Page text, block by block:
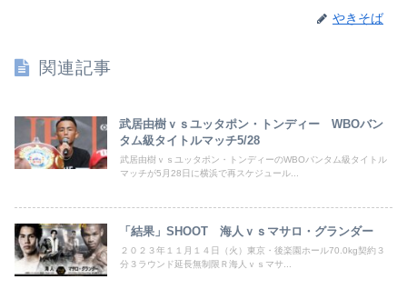
やきそば
関連記事
武居由樹ｖｓユッタポン・トンディー WBOバン
タム級タイトルマッチ5/28
武居由樹ｖｓユッタポン・トンディーのWBOバンタム級タイトル
マッチが5月28日に横浜で再スケジュール...
「結果」SHOOT 海人ｖｓマサロ・グランダー
２０２３年１１月１４日（火）東京・後楽園ホール70.0kg契約３
分３ラウンド延長無制限Ｒ海人ｖｓマサ...